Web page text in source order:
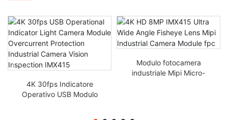
4K 30fps Indicatore
Operativo USB Modulo
Modulo fotocamera
industriale Mipi Micro-